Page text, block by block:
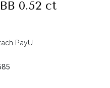
0.52 ct
PayU